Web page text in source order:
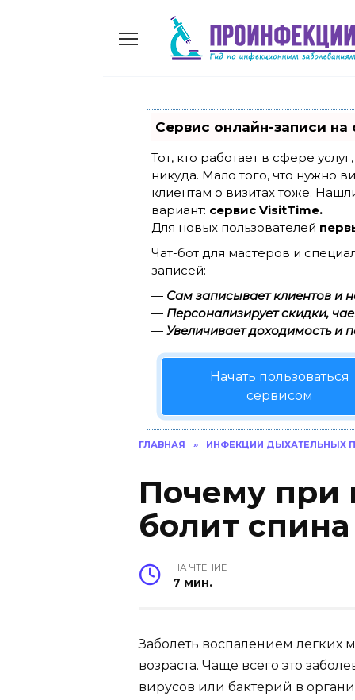
Сервис онлайн-записи
Тот, кто работает в сфере
никуда. Мало того, что нужно
клиентам о визитах тоже.
вариант: сервис VisitTime.
Для новых пользователей
Чат-бот для мастеров и
записей:
— Сам записывает клиентов и
— Персонализирует скидки,
— Увеличивает доходимость и
Начать пользоваться
сервисом
ГЛАВНАЯ » ИНФЕКЦИИ ДЫХАТЕЛЬНЫХ
Почему при
болит спина
НА ЧТЕНИЕ
7 мин.
Заболеть воспалением легких
возраста. Чаще всего это
вирусов или бактерий в